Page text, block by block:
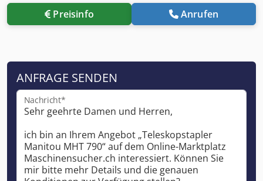
Preisinfo Anrufen
ANFRAGE SENDEN
Nachricht*